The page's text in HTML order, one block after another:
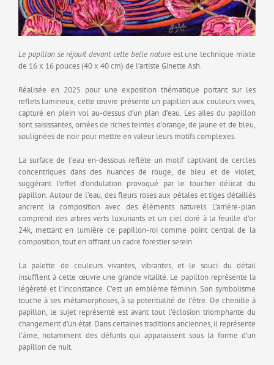
Le papillon se réjouit devant cette belle natureest une technique mixte
de 16 x 16 pouces (40 x 40 cm) de l’artiste Ginette Ash.
Réalisée en 2025 pour une exposition thématique portant sur les
reflets lumineux, cette œuvre présente un papillon aux couleurs vives,
capturé en plein vol au-dessus d’un plan d’eau. Les ailes du papillon
sont saisissantes, ornées de riches teintes d’orange, de jaune et de bleu,
soulignées de noir pour mettre en valeur leurs motifs complexes.
La surface de l’eau en-dessous reflète un motif captivant de cercles
concentriques dans des nuances de rouge, de bleu et de violet,
suggérant l’effet d’ondulation provoqué par le toucher délicat du
papillon. Autour de l’eau, des fleurs roses aux pétales et tiges détaillés
ancrent la composition avec des éléments naturels. L’arrière-plan
comprend des arbres verts luxuriants et un ciel doré à la feuille d’or
24k, mettant en lumière ce papillon-roi comme point central de la
composition, tout en offrant un cadre forestier serein.
La palette de couleurs vivantes, vibrantes, et le souci du détail
insufflent à cette œuvre une grande vitalité. Le papillon représente la
légèreté et l’inconstance. C’est un emblème féminin. Son symbolisme
touche à ses métamorphoses, à sa potentialité de l’être. De chenille à
papillon, le sujet représenté est avant tout l’éclosion triomphante du
changement d’un état. Dans certaines traditions anciennes, il représente
l’âme, notamment des défunts qui apparaissent sous la forme d’un
papillon de nuit.